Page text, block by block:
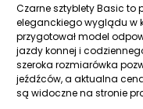
Czarne sztyblety Basic to
eleganckiego wyglądu w
przygotował model
jazdy konnej i
szeroka rozmiarówka
jeźdźców, a aktualna
są widoczne na stronie